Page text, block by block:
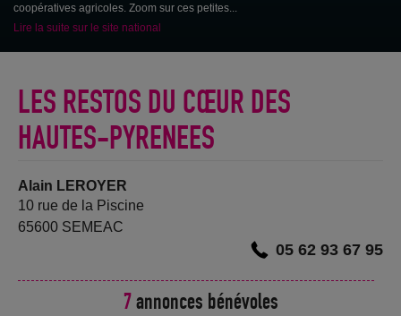
coopératives agricoles. Zoom sur ces petites...
Lire la suite sur le site national
LES RESTOS DU CŒUR DES
HAUTES-PYRENEES
Alain LEROYER
10 rue de la Piscine
65600 SEMEAC
05 62 93 67 95
7annonces bénévoles